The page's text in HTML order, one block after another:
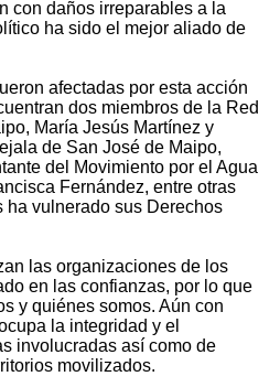
con daños irreparables a la
ha sido el mejor aliado de
afectadas por esta acción
dos miembros de la Red
María Jesús Martínez y
de San José de Maipo,
del Movimiento por el Agua
Fernández, entre otras
ha vulnerado sus Derechos
las organizaciones de los
en las confianzas, por lo que
y quiénes somos. Aún con
la integridad y el
involucradas así como de
movilizados.